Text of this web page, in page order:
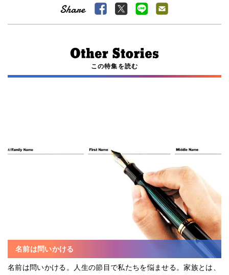
この特集を読む
名前は問いかける
名前は問いかける。人生の節目で私たちを悩ませる。家族とは、